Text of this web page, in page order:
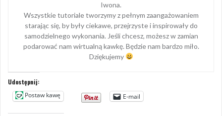
Iwona.
Wszystkie tutoriale tworzymy z pełnym zaangażowaniem
starając się, by były ciekawe, przejrzyste i inspirowały do
samodzielnego wykonania. Jeśli chcesz, możesz w zamian
podarować nam wirtualną kawkę. Będzie nam bardzo miło.
Dziękujemy
Udostępnij:
Postaw kawę
E-mail